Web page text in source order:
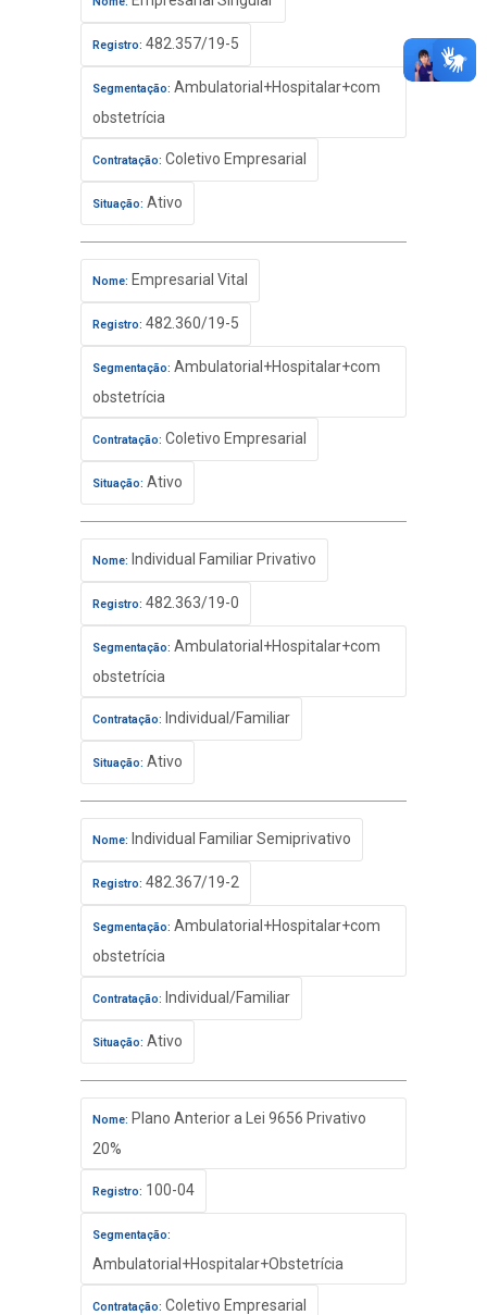
Registro: 482.357/19-5
Segmentação: Ambulatorial+Hospitalar+com
obstetrícia
Contratação: Coletivo Empresarial
Situação: Ativo
Nome: Empresarial Vital
Registro: 482.360/19-5
Segmentação: Ambulatorial+Hospitalar+com
obstetrícia
Contratação: Coletivo Empresarial
Situação: Ativo
Nome: Individual Familiar Privativo
Registro: 482.363/19-0
Segmentação: Ambulatorial+Hospitalar+com
obstetrícia
Contratação: Individual/Familiar
Situação: Ativo
Nome: Individual Familiar Semiprivativo
Registro: 482.367/19-2
Segmentação: Ambulatorial+Hospitalar+com
obstetrícia
Contratação: Individual/Familiar
Situação: Ativo
Nome: Plano Anterior a Lei 9656 Privativo
20%
Registro: 100-04
Segmentação:
Ambulatorial+Hospitalar+Obstetrícia
Contratação: Coletivo Empresarial